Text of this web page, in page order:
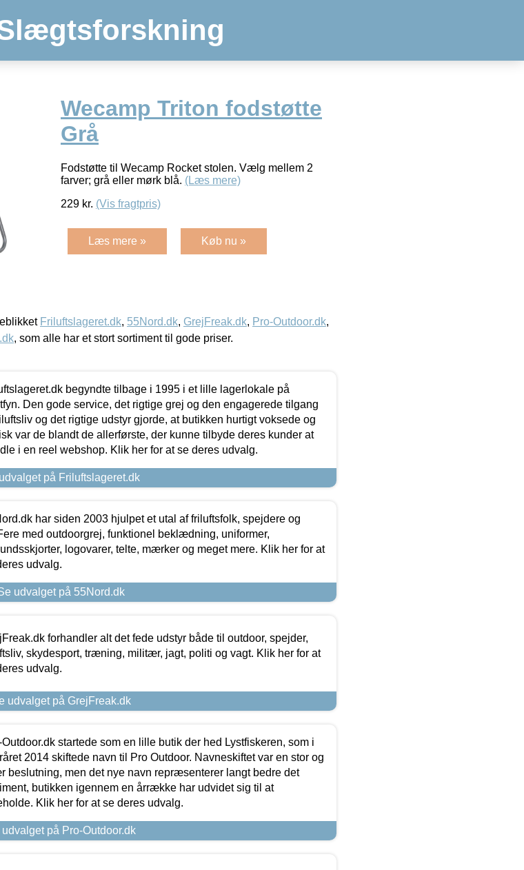
Wecamp Triton fodstøtte
Grå
Fodstøtte til Wecamp Rocket stolen. Vælg mellem 2
farver; grå eller mørk blå. (Læs mere)
229 kr. (Vis fragtpris)
Læs mere » Køb nu »
Friluftslageret.dk, 55Nord.dk, GrejFreak.dk, Pro-Outdoor.dk,
, som alle har et stort sortiment til gode priser.
begyndte tilbage i 1995 i et lille lagerlokale på
Den gode service, det rigtige grej og den engagerede tilgang
og det rigtige udstyr gjorde, at butikken hurtigt voksede og
var de blandt de allerførste, der kunne tilbyde deres kunder at
i en reel webshop. Klik her for at se deres udvalg.
på Friluftslageret.dk
har siden 2003 hjulpet et utal af friluftsfolk, spejdere og
med outdoorgrej, funktionel beklædning, uniformer,
logovarer, telte, mærker og meget mere. Klik her for at
udvalg.
udvalget på 55Nord.dk
forhandler alt det fede udstyr både til outdoor, spejder,
skydesport, træning, militær, jagt, politi og vagt. Klik her for at
udvalg.
udvalget på GrejFreak.dk
Outdoor.dk startede som en lille butik der hed Lystfiskeren, som i
2014 skiftede navn til Pro Outdoor. Navneskiftet var en stor og
beslutning, men det nye navn repræsenterer langt bedre det
butikken igennem en årrække har udvidet sig til at
Klik her for at se deres udvalg.
udvalget på Pro-Outdoor.dk